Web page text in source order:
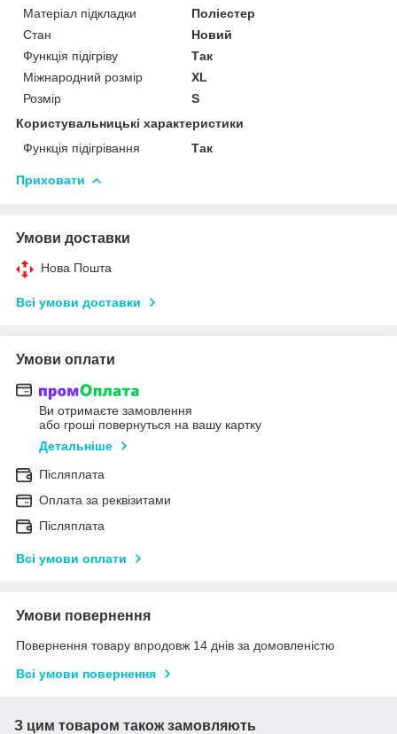
Матеріал підкладки
Поліестер
Стан
Новий
Функція підігріву
Так
Міжнародний розмір
XL
Розмір
S
Користувальницькі характеристики
Функція підігрівання
Так
Приховати
Умови доставки
Нова Пошта
Всі умови доставки
Умови оплати
Ви отримаєте замовлення
або гроші повернуться на вашу картку
Детальніше
Післяплата
Оплата за реквізитами
Післяплата
Всі умови оплати
Умови повернення
Повернення товару впродовж 14 днів за домовленістю
Всі умови повернення
З цим товаром також замовляють